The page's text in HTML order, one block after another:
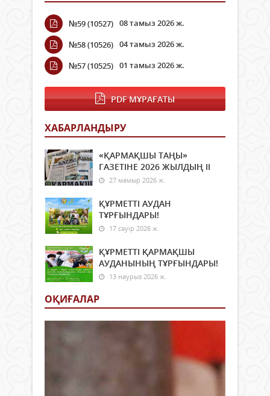
№59 (10527) 08 тамыз 2026 ж.
№58 (10526) 04 тамыз 2026 ж.
№57 (10525) 01 тамыз 2026 ж.
PDF МҰРАҒАТЫ
ХАБАРЛАНДЫРУ
«ҚАРМАҚШЫ ТАҢЫ»
ГАЗЕТІНЕ 2026 ЖЫЛДЫҢ ІI
27 мамыр 2026 ж.
ҚҰРМЕТТІ АУДАН
ТҰРҒЫНДАРЫ!
17 сәуір 2026 ж.
ҚҰРМЕТТІ ҚАРМАҚШЫ
АУДАНЫНЫҢ ТҰРҒЫНДАРЫ!
13 наурыз 2026 ж.
ОҚИҒАЛАР